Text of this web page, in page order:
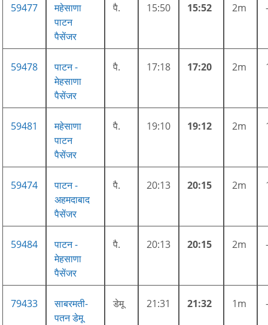
59477
महेसाणा
पाटन
पैसेंजर
पै. 15:50 15:52 2m
59478
पाटन -
मेहसाणा
पैसेंजर
पै. 17:18 17:20 2m
59481
महेसाणा
पाटन
पैसेंजर
पै. 19:10 19:12 2m
59474
पाटन -
अहमदाबाद
पैसेंजर
पै. 20:13 20:15 2m
59484
पाटन -
मेहसाणा
पैसेंजर
पै. 20:13 20:15 2m
79433
साबरमती-
पतन डेमू
डेमू 21:31 21:32 1m